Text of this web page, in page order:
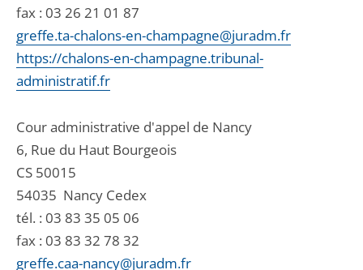
fax : 03 26 21 01 87
greffe.ta-chalons-en-champagne@juradm.fr
https://chalons-en-champagne.tribunal-
administratif.fr
Cour administrative d'appel de Nancy
6, Rue du Haut Bourgeois
CS 50015
54035 Nancy Cedex
tél. : 03 83 35 05 06
fax : 03 83 32 78 32
greffe.caa-nancy@juradm.fr